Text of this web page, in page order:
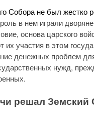
Собора не был жестко
в нем играли дворяне
основа царского
их участия в этом
денежных проблем
нужд,
решал Земский